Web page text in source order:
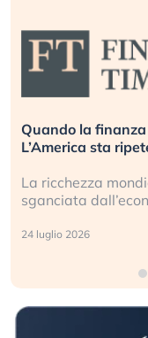
Quando la finanza
L’America sta
La ricchezza
sganciata
24 luglio 2026